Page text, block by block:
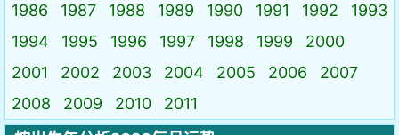
1986
1987 1988 1989 1990 1991 1992
1993
1994
1995 1996 1997 1998 1999
2000
2001
2002 2003 2004 2005 2006
2007
2008
2009 2010
2011